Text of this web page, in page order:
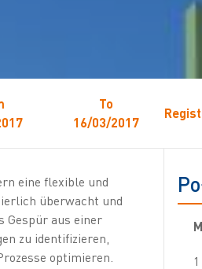
To
16/03/2017
eine flexible und
überwacht und
Gespür aus einer
zu identifizieren,
optimieren.